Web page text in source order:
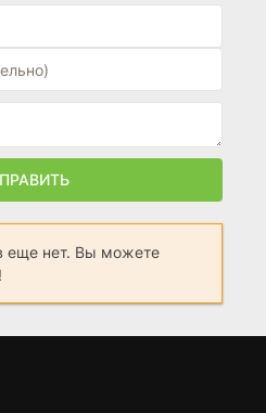
еще нет. Вы можете